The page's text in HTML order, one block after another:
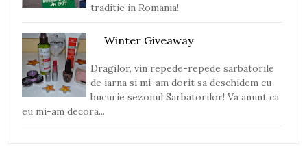
traditie in Romania!
Winter Giveaway
Dragilor, vin repede-repede sarbatorile
de iarna si mi-am dorit sa deschidem cu
bucurie sezonul Sarbatorilor! Va anunt ca
eu mi-am decora...